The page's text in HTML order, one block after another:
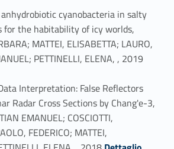
cyanobacteria in salty
for the habitability of icy worlds,
MATTEI, ELISABETTA; LAURO,
PETTINELLI, ELENA, , 2019 Link identifier #identifier_person_85865-27
Interpretation: False Reflectors
Radar Cross Sections by Chang'e-3,
EMANUEL; COSCIOTTI,
FEDERICO; MATTEI,
Link identifier #identifier_person_122954-28